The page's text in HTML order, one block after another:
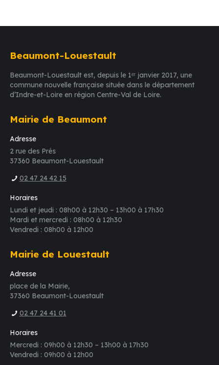
Beaumont-Louestault
Beaumont-Louestault est, depuis le 1ᵉʳ janvier 2017, une
commune nouvelle française située dans le département
d’Indre-et-Loire en région Centre-Val de Loire.
Mairie de Beaumont
Adresse
2 rue des Prés
37360 Beaumont-Louestault
02 47 24 42 15
Horaires
Lundi et jeudi : 08h00 à 12h30 – 13h00 à 17h30
Mardi et mercredi : 08h00 à 12h30
Vendredi : 08h00 à 12h00
Mairie de Louestault
Adresse
place de la Mairie,
37360 Beaumont-Louestault
02 47 24 41 01
Horaires
Mercredi : 09h00 à 12h30 – 13h00 à 17h30
Vendredi : 09h00 à 12h00